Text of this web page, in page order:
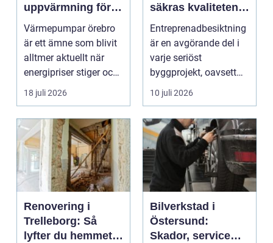
uppvärmning för
hus och
fastigheter
Värmepumpar örebro
är ett ämne som blivit
alltmer aktuellt när
energipriser stiger och
fler vill sän...
18 juli 2026
säkras kvaliteten i
byggprojekt
Entreprenadbesiktning
är en avgörande del i
varje seriöst
byggprojekt, oavsett
om det handlar om en
10 juli 2026
Renovering i
Trelleborg: Så
lyfter du hemmet
Bilverkstad i
Östersund:
Skador, service